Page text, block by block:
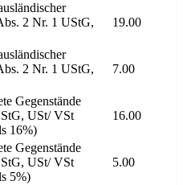
2 Nr. 1 UStG,
19.00
2 Nr. 1 UStG,
7.00
Gegenstände
USt/ VSt
16%)
16.00
Gegenstände
USt/ VSt
5%)
5.00